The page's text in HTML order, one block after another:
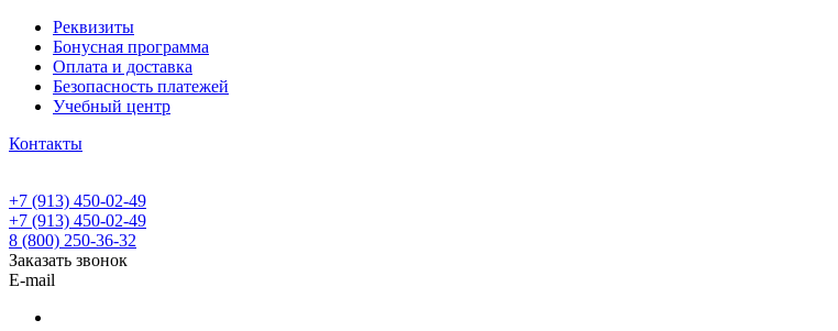
Реквизиты
Бонусная программа
Оплата и доставка
Безопасность платежей
Учебный центр
Контакты
+7 (913) 450-02-49
+7 (913) 450-02-49
8 (800) 250-36-32
Заказать звонок
E-mail